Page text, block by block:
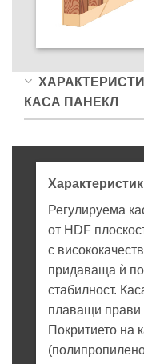
КАСА ПАНЕКЛ
Регулируема
от HDF
с
придаваща ѝ
стабилност.
плаващи прави
Покритието на